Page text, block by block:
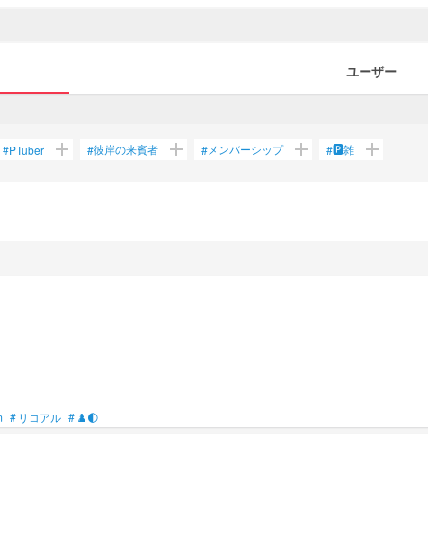
ユーザー
#PTuber add #彼岸の来賓者 add #メンバーシップ add #🅿️雑 add
# リコアル # ♟️🌓